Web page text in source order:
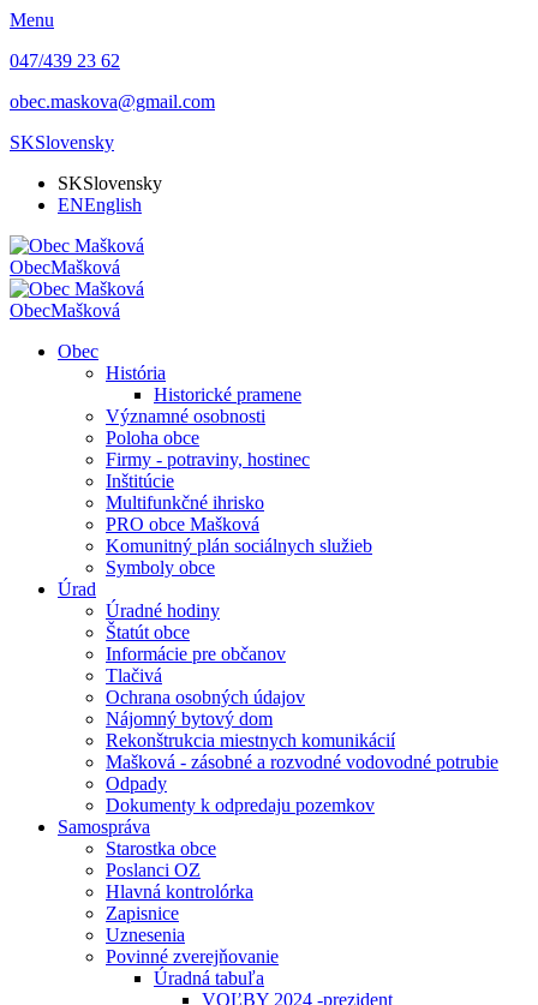
Menu
047/439 23 62
obec.maskova@gmail.com
SKSlovensky
SKSlovensky
ENEnglish
ObecMašková
ObecMašková
Obec
História
Historické pramene
Významné osobnosti
Poloha obce
Firmy - potraviny, hostinec
Inštitúcie
Multifunkčné ihrisko
PRO obce Mašková
Komunitný plán sociálnych služieb
Symboly obce
Úrad
Úradné hodiny
Štatút obce
Informácie pre občanov
Tlačivá
Ochrana osobných údajov
Nájomný bytový dom
Rekonštrukcia miestnych komunikácií
Mašková - zásobné a rozvodné vodovodné potrubie
Odpady
Dokumenty k odpredaju pozemkov
Samospráva
Starostka obce
Poslanci OZ
Hlavná kontrolórka
Zapisnice
Uznesenia
Povinné zverejňovanie
Úradná tabuľa
VOĽBY 2024 -prezident